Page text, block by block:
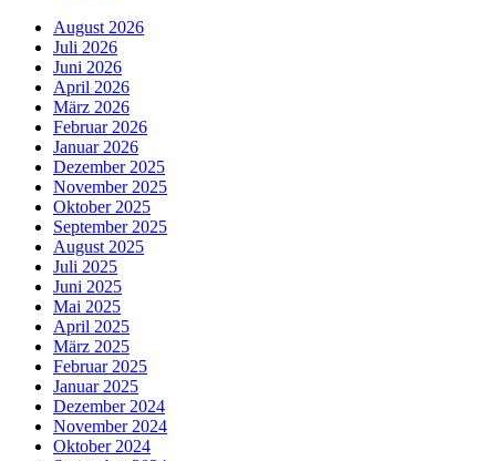
August 2026
Juli 2026
Juni 2026
April 2026
März 2026
Februar 2026
Januar 2026
Dezember 2025
November 2025
Oktober 2025
September 2025
August 2025
Juli 2025
Juni 2025
Mai 2025
April 2025
März 2025
Februar 2025
Januar 2025
Dezember 2024
November 2024
Oktober 2024